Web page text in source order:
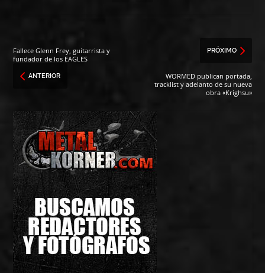
Fallece Glenn Frey, guitarrista y
fundador de los EAGLES
ANTERIOR
PRÓXIMO
WORMED publican portada,
tracklist y adelanto de su nueva
obra «Krighsu»